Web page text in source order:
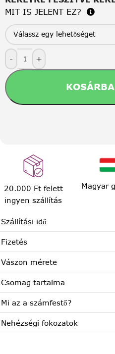
MIT IS JELENT EZ?
- +
20.000 Ft felett
ingyen szállítás
Magyar
Szállítási idő
Fizetés
Vászon mérete
Csomag tartalma
Mi az a számfestő?
Nehézségi fokozatok